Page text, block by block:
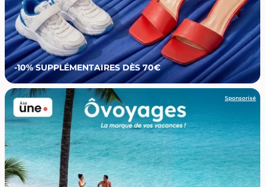
-10% SUPPLÉMENTAIRES DÈS 70€
Sponsorisé